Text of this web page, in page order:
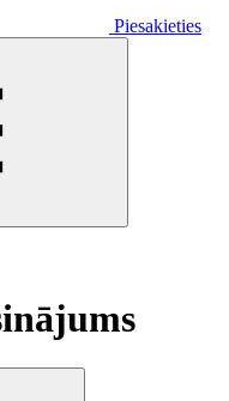
Piesakieties